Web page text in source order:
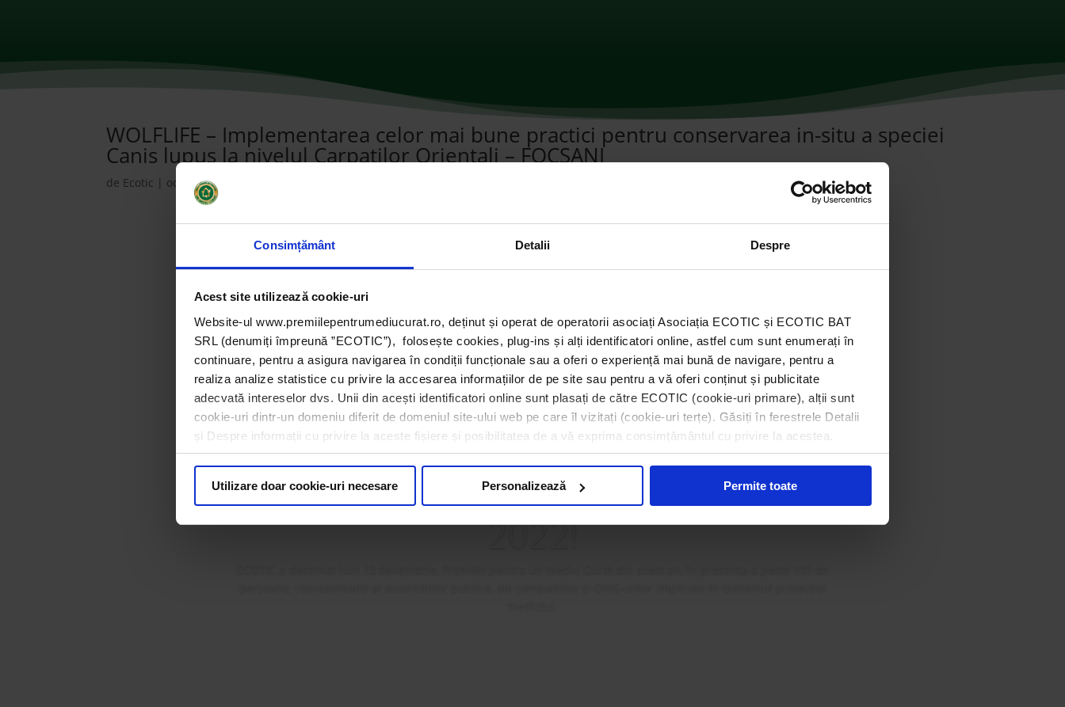
Consimțământ Detalii Despre
Acest site utilizează cookie-uri
Website-ul www.premiilepentrumediucurat.ro, deținut și operat de operatorii asociați Asociația ECOTIC și ECOTIC BAT
SRL (denumiți împreună ”ECOTIC”), folosește cookies, plug-ins și alți identificatori online, astfel cum sunt enumerați în
continuare, pentru a asigura navigarea în condiții funcționale sau a oferi o experiență mai bună de navigare, pentru a
realiza analize statistice cu privire la accesarea informațiilor de pe site sau pentru a vă oferi conținut și publicitate
adecvată intereselor dvs. Unii din acești identificatori online sunt plasați de către ECOTIC (cookie-uri primare), alții sunt
cookie-uri dintr-un domeniu diferit de domeniul site-ului web pe care îl vizitați (cookie-uri terțe). Găsiți în ferestrele Detalii
și Despre informații cu privire la aceste fișiere și posibilitatea de a vă exprima consimțământul cu privire la acestea.
Utilizare doar cookie-uri necesare Personalizează Permite toate
WOLFLIFE – Implementarea celor mai bune practici pentru conservarea in-situ a speciei
Canis lupus la nivelul Carpatilor Orientali – FOCȘANI
de Ecotic | oct. 28, 2021
ECOTIC a premiat câștigătorii din Gala
Premiilor pentru un Mediu Curat
2022!